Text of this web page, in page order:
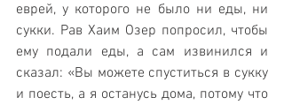
еврей, у которого не было ни еды, ни
сукки. Рав Хаим Озер попросил, чтобы
ему подали еды, а сам извинился и
сказал: «Вы можете спуститься в сукку
и поесть, а я останусь дома, потому что